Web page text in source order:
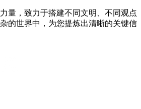
量，致力于搭建不同文明、不同观点
的世界中，为您提炼出清晰的关键信